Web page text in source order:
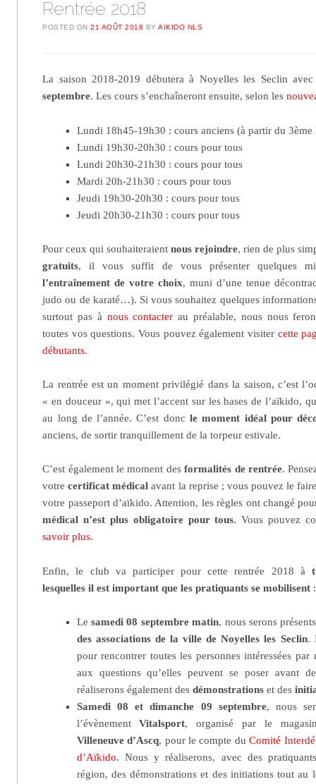
Rentrée 2018
POSTED ON21 AOÛT 2018 BYAIKIDO NLS
La saison 2018-2019 débutera à Noyelles les Seclin
septembre. Les cours s’enchaîneront ensuite, selon les
Lundi 18h45-19h30 : cours anciens (à partir du 3ème
Lundi 19h30-20h30 : cours pour tous
Lundi 20h30-21h30 : cours pour tous
Mardi 20h-21h30 : cours pour tous
Jeudi 19h30-20h30 : cours pour tous
Jeudi 20h30-21h30 : cours pour tous
Pour ceux qui souhaiteraientnous rejoindre, rien de plus
gratuits, il vous suffit de vous présenter quelques
l’entraînement de votre choix, muni d’une tenue
judo ou de karaté…). Si vous souhaitez quelques
surtout pas à nous contacter au préalable, nous nous
toutes vos questions. Vous pouvez également visiter cette
débutants.
La rentrée est un moment privilégié dans la saison, c’est
« en douceur », qui met l’accent sur les bases de l’aïkido,
au long de l’année. C’est donc le moment idéal pour
anciens, de sortir tranquillement de la torpeur estivale.
C’est également le moment desformalités de rentrée.
votrecertificat médical avant la reprise ; vous pouvez le
votre passeport d’aïkido. Attention, les règles ont changé
médical n’est plus obligatoire pour tous. Vous pouvez
savoir plus.
Enfin, le club va participer pour cette rentrée 2018 à
lesquelles il est important que les pratiquants se mobilisent :
Le samedi 08 septembre matin, nous serons
des associations de la ville de Noyelles les Seclin.
pour rencontrer toutes les personnes intéressées
aux questions qu’elles peuvent se poser avant
réaliserons également des démonstrationset des
Samedi 08 et dimanche 09 septembre, nous
l’évènementVitalsport, organisé par le
Villeneuve d’Ascq, pour le compte duComité
d’Aïkido. Nous y réaliserons, avec des
région, des démonstrations et des initiations tout au